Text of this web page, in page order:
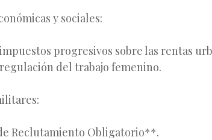
y sociales:
progresivos sobre las rentas
del trabajo femenino.
Reclutamiento Obligatorio**.